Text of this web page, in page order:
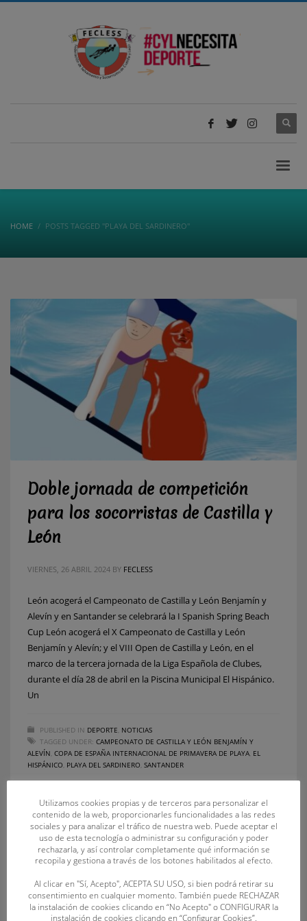
HOME POSTS TAGGED "PLAYA DEL SARDINERO"
Doble jornada de competición
para los socorristas de Castilla y
León
VIERNES, 26 ABRIL 2024 BY FECLESS
León acogerá el Campeonato de Castilla y León Benjamín y
Alevín y en Santander se celebrará la I Spanish Spring Beach
Cup León acogerá el X Campeonato de Castilla y León
Benjamín y Alevín; y el VIII Open de Castilla y León, en el
marco de la tercera jornada de la Liga Española de Clubes,
durante el día 28 de abril en la Piscina Municipal El Hispánico.
Un
PUBLISHED IN DEPORTE NOTICIAS
TAGGED UNDER: CAMPEONATO DE CASTILLA Y LEÓN BENJAMÍN Y
ALEVÍN COPA DE ESPAÑA INTERNACIONAL DE PRIMAVERA DE PLAYA EL
HISPÁNICO PLAYA DEL SARDINERO SANTANDER
RECENT POSTS
Utilizamos cookies propias y de terceros para personalizar el
contenido de la web, proporcionarles funcionalidades a las redes
sociales y para analizar el tráfico de nuestra web. Puede aceptar el
uso de esta tecnología o administrar su configuración y poder
rechazarla, y así controlar completamente qué información se
recopila y gestiona a través de los botones habilitados al efecto.
Al clicar en "Sí, Acepto", ACEPTA SU USO, si bien podrá retirar su
consentimiento en cualquier momento. También puede RECHAZAR
la instalación de cookies clicando en “No Acepto" o CONFIGURAR la
instalación de cookies clicando en “Configurar Cookies”.